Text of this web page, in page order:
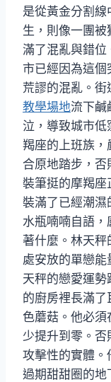
是從黃金分割線
生，則像一團
滿了混亂與錯
市已經因為這個
荒謬的混亂。
教學場地流下鹹
泣，導致城市
羯座的上班族，
合原地踏步，
裝筆挺的摩羯座
裝滿了已經潮濕
水瓶喃喃自語
著什麼。林天
處安放的單戀
天秤的戀愛運
的廚房裡長滿
色蘑菇。他必
少提升到零。
攻擊性的實體。
過期甜甜圈的地